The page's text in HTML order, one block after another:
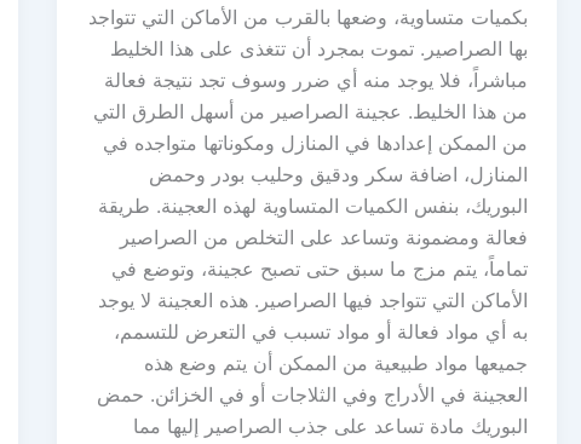
بكميات متساوية، وضعها بالقرب من الأماكن التي تتواجد
بها الصراصير. تموت بمجرد أن تتغذى على هذا الخليط
مباشراً، فلا يوجد منه أي ضرر وسوف تجد نتيجة فعالة
من هذا الخليط. عجينة الصراصير من أسهل الطرق التي
من الممكن إعدادها في المنازل ومكوناتها متواجده في
المنازل، اضافة سكر ودقيق وحليب بودر وحمض
البوريك، بنفس الكميات المتساوية لهذه العجينة. طريقة
فعالة ومضمونة وتساعد على التخلص من الصراصير
تماماً، يتم مزج ما سبق حتى تصبح عجينة، وتوضع في
الأماكن التي تتواجد فيها الصراصير. هذه العجينة لا يوجد
به أي مواد فعالة أو مواد تسبب في التعرض للتسمم،
جميعها مواد طبيعية من الممكن أن يتم وضع هذه
العجينة في الأدراج وفي الثلاجات أو في الخزائن. حمض
البوريك مادة تساعد على جذب الصراصير إليها مما